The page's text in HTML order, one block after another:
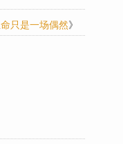
只是一场偶然》